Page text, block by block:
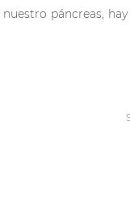
páncreas,